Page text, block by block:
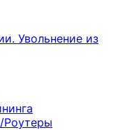
Увольнение из